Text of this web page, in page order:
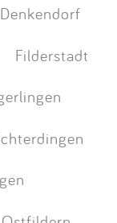
Denkendorf
Filderstadt